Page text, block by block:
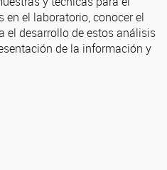
el laboratorio, conocer el
el desarrollo de estos análisis
de la información y